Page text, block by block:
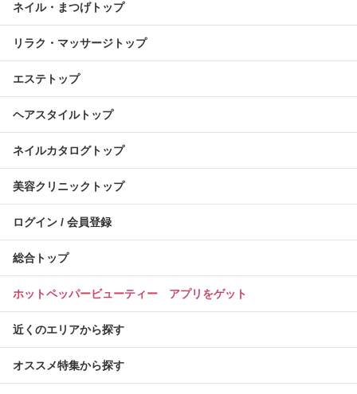
ネイル・まつげトップ
リラク・マッサージトップ
エステトップ
ヘアスタイルトップ
ネイルカタログトップ
美容クリニックトップ
ログイン / 会員登録
総合トップ
ホットペッパービューティー アプリをゲット
近くのエリアから探す
オススメ特集から探す